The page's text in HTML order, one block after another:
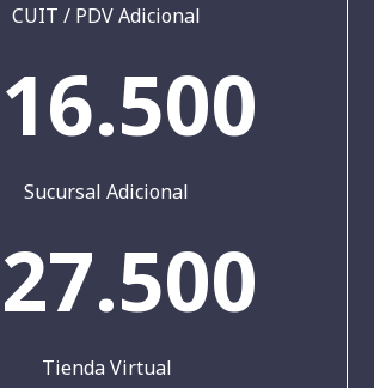
CUIT / PDV Adicional
Sucursal Adicional
Tienda Virtual